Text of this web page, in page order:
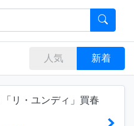
人気 新着
リ・ユンディ」買春